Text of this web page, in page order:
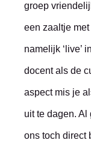
groep
een zaaltje
namelijk ‘live’
docent als de
aspect mis je
uit te dagen.
ons toch direct